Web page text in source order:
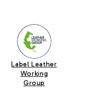
Label Leather
Working
Group